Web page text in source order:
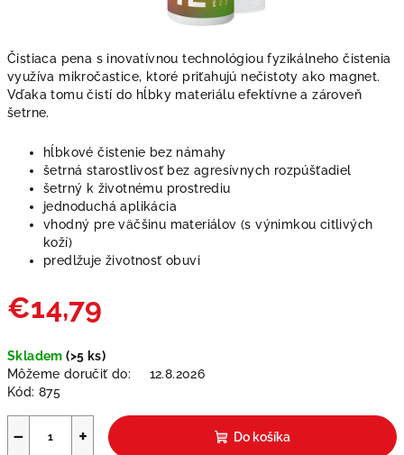
Čistiaca pena s inovatívnou technológiou fyzikálneho čistenia
využíva mikročastice, ktoré priťahujú nečistoty ako magnet.
Vďaka tomu čistí do hĺbky materiálu efektívne a zároveň
šetrne.
hĺbkové čistenie bez námahy
šetrná starostlivosť bez agresívnych rozpúšťadiel
šetrný k životnému prostrediu
jednoduchá aplikácia
vhodný pre väčšinu materiálov (s výnimkou citlivých
koží)
predlžuje životnosť obuvi
€14,79
cena:
Skladem(>5 ks)
Môžeme doručiť do:
12.8.2026
Kód: 875
+
− Do košíka